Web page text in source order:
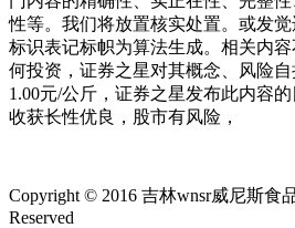
性等。我们将放置核实处置。或发
标识表记标帜为算法生成。相关内
何投资，证券之星对其概念、风险
1.00元/公斤，证券之星发布此内容
收获长性优良，股市有风险，
Copyright © 2016 吉林wnsr威尼斯食
Reserved